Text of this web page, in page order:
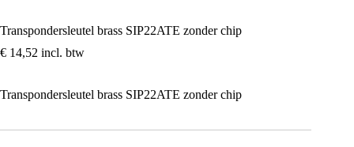
Transpondersleutel brass SIP22ATE zonder chip
€ 14,52 incl. btw
Transpondersleutel brass SIP22ATE zonder chip